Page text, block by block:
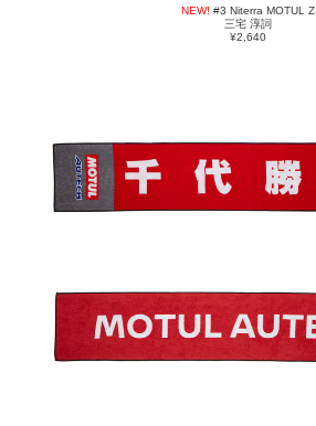
NEW! #3 Niterra MOTUL Z
三宅 淳詞
¥2,640